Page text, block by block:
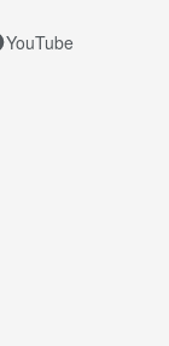
YouTube